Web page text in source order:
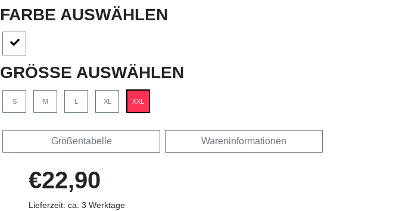
FARBE AUSWÄHLEN
GRÖSSE AUSWÄHLEN
S M L XL XXL
Größentabelle Wareninformationen
€22,90
Lieferzeit: ca. 3 Werktage